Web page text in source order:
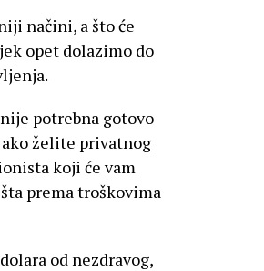
načini, a što će
opet dolazimo do
potrebna gotovo
želite privatnog
koji će vam
prema troškovima
od nezdravog,